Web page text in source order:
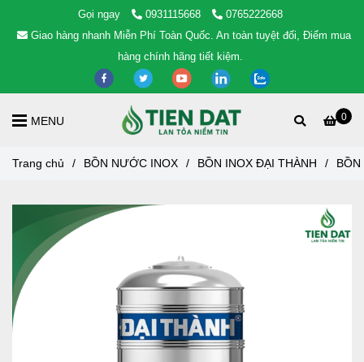
Gọi ngay 0931115668
0765222668
Giao hàng nhanh Miễn Phí Toàn Quốc. An toàn tuyệt đối, Điểm mua
hàng chính hãng tiết kiệm.
0
MENU
Trang chủ / BỒN NƯỚC INOX / BỒN INOX ĐẠI THÀNH /